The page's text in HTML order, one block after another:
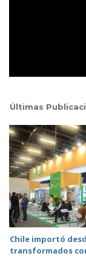
Últimas
Chile importó
transformados